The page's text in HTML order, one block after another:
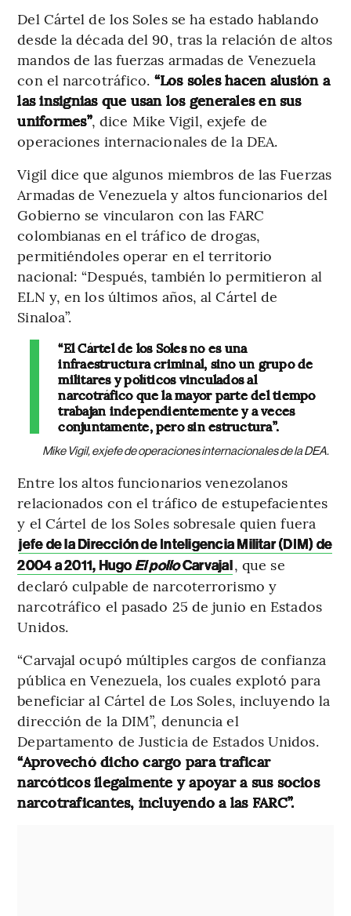
Del Cártel de los Soles se ha estado hablando
desde la década del 90, tras la relación de altos
mandos de las fuerzas armadas de Venezuela
con el narcotráfico. “Los soles hacen alusión a
las insignias que usan los generales en sus
uniformes”, dice Mike Vigil, exjefe de
operaciones internacionales de la DEA.
Vigil dice que algunos miembros de las Fuerzas
Armadas de Venezuela y altos funcionarios del
Gobierno se vincularon con las FARC
colombianas en el tráfico de drogas,
permitiéndoles operar en el territorio
nacional: “Después, también lo permitieron al
ELN y, en los últimos años, al Cártel de
Sinaloa”.
“El Cártel de los Soles no es una
infraestructura criminal, sino un grupo de
militares y políticos vinculados al
narcotráfico que la mayor parte del tiempo
trabajan independientemente y a veces
conjuntamente, pero sin estructura”.
Mike Vigil, exjefe de operaciones internacionales de la DEA.
Entre los altos funcionarios venezolanos
relacionados con el tráfico de estupefacientes
y el Cártel de los Soles sobresale quien fuera
jefe de la Dirección de Inteligencia Militar (DIM) de
2004 a 2011, Hugo El polloCarvajal, que se
declaró culpable de narcoterrorismo y
narcotráfico el pasado 25 de junio en Estados
Unidos.
“Carvajal ocupó múltiples cargos de confianza
pública en Venezuela, los cuales explotó para
beneficiar al Cártel de Los Soles, incluyendo la
dirección de la DIM”, denuncia el
Departamento de Justicia de Estados Unidos.
“Aprovechó dicho cargo para traficar
narcóticos ilegalmente y apoyar a sus socios
narcotraficantes, incluyendo a las FARC”.